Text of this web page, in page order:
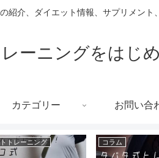
介、ダイエット情報、サプリメント
ーニングをはじ
カテゴリー お問い合
トレーニング コラム